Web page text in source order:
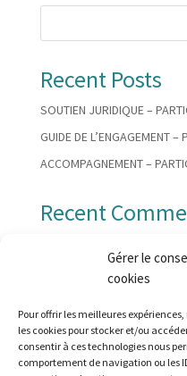
Gérer le
cookies
Pour offrir les meilleures
les cookies pour stocker et/ou
consentir à ces technologies nous
comportement de navigation ou les
i
e
:
Recent Posts
SOUTIEN JURIDIQUE –
GUIDE DE L’ENGAGEMENT –
ACCOMPAGNEMENT –
Recent
Politique-generale-protection-